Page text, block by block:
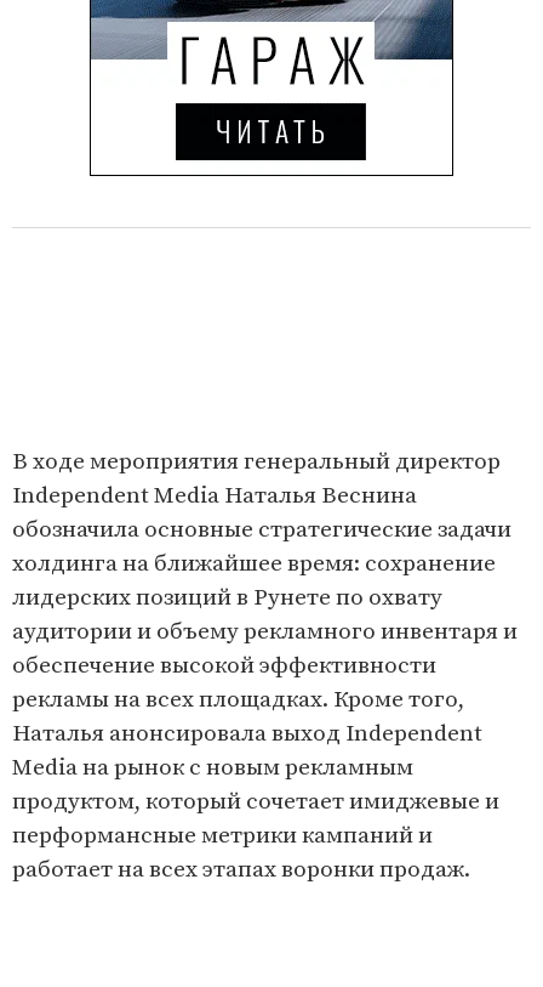
В ходе мероприятия генеральный директор
Independent Media Наталья Веснина
обозначила основные стратегические задачи
холдинга на ближайшее время: сохранение
лидерских позиций в Рунете по охвату
аудитории и объему рекламного инвентаря и
обеспечение высокой эффективности
рекламы на всех площадках. Кроме того,
Наталья анонсировала выход Independent
Media на рынок с новым рекламным
продуктом, который сочетает имиджевые и
перформансные метрики кампаний и
работает на всех этапах воронки продаж.